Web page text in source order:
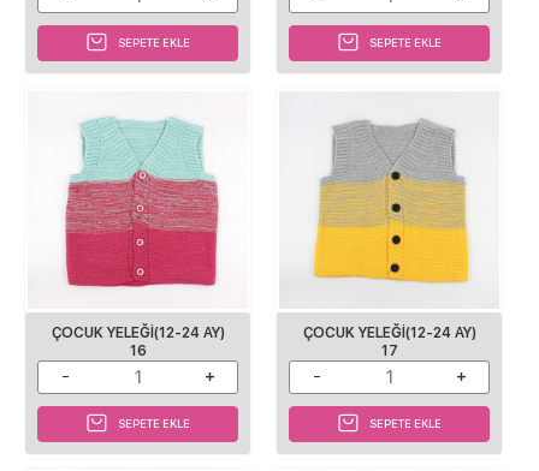
SEPETE EKLE SEPETE EKLE
ÇOCUK YELEĞI(12-24 AY)
16
SEPETE EKLE
ÇOCUK YELEĞI(12-24 AY)
17
SEPETE EKLE